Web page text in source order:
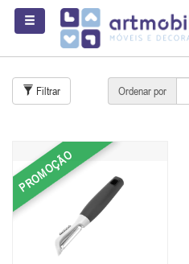
Filtrar Ordenar por
PROMOÇÃO